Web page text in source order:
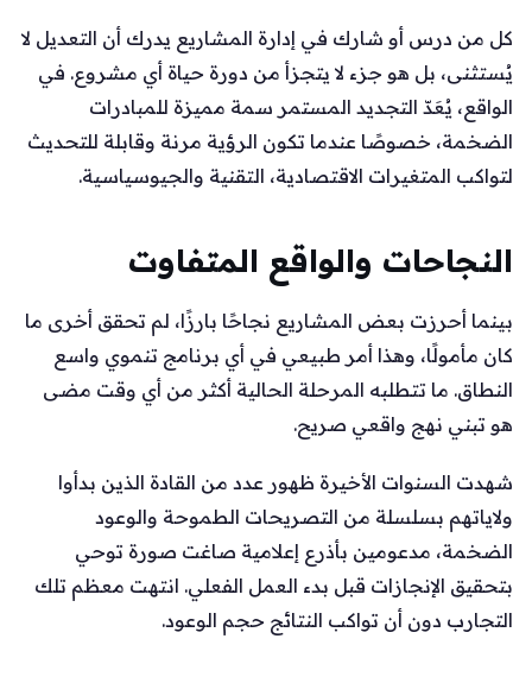
كل من درس أو شارك في إدارة المشاريع يدرك أن التعديل لا
يُستثنى، بل هو جزء لا يتجزأ من دورة حياة أي مشروع. في
الواقع، يُعَدّ التجديد المستمر سمة مميزة للمبادرات
الضخمة، خصوصًا عندما تكون الرؤية مرنة وقابلة للتحديث
لتواكب المتغيرات الاقتصادية، التقنية والجيوسياسية.
النجاحات والواقع المتفاوت
بينما أحرزت بعض المشاريع نجاحًا بارزًا، لم تحقق أخرى ما
كان مأمولًا، وهذا أمر طبيعي في أي برنامج تنموي واسع
النطاق. ما تتطلبه المرحلة الحالية أكثر من أي وقت مضى
هو تبني نهج واقعي صريح.
شهدت السنوات الأخيرة ظهور عدد من القادة الذين بدأوا
ولاياتهم بسلسلة من التصريحات الطموحة والوعود
الضخمة، مدعومين بأذرع إعلامية صاغت صورة توحي
بتحقيق الإنجازات قبل بدء العمل الفعلي. انتهت معظم تلك
التجارب دون أن تواكب النتائج حجم الوعود.